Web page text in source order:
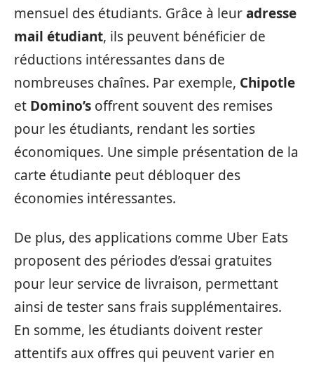
mensuel des étudiants. Grâce à leuradresse
mail étudiant, ils peuvent bénéficier de
réductions intéressantes dans de
nombreuses chaînes. Par exemple, Chipotle
et Domino’s offrent souvent des remises
pour les étudiants, rendant les sorties
économiques. Une simple présentation de la
carte étudiante peut débloquer des
économies intéressantes.
De plus, des applications comme Uber Eats
proposent des périodes d’essai gratuites
pour leur service de livraison, permettant
ainsi de tester sans frais supplémentaires.
En somme, les étudiants doivent rester
attentifs aux offres qui peuvent varier en